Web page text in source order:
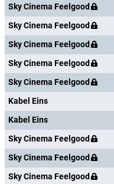
Sky Cinema Feelgood
Sky Cinema Feelgood
Sky Cinema Feelgood
Sky Cinema Feelgood
Sky Cinema Feelgood
Kabel Eins
Kabel Eins
Sky Cinema Feelgood
Sky Cinema Feelgood
Sky Cinema Feelgood